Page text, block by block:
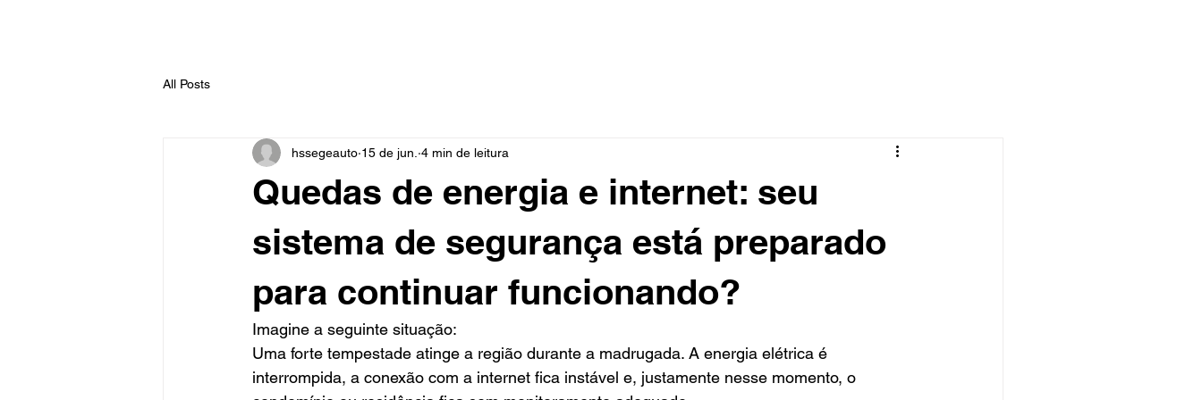
All Posts
Quedas de energia e internet: seu
sistema de segurança está preparado
para continuar funcionando?
hssegeauto 15 de jun. 4 min de leitura
Imagine a seguinte situação:
Uma forte tempestade atinge a região durante a madrugada. A energia elétrica é
interrompida, a conexão com a internet fica instável e, justamente nesse momento, o